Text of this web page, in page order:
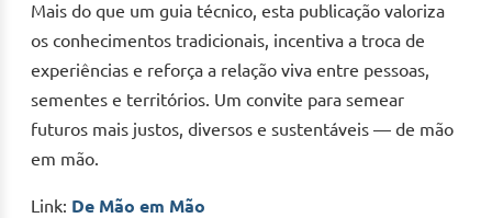
Mais do que um guia técnico, esta publicação valoriza
os conhecimentos tradicionais, incentiva a troca de
experiências e reforça a relação viva entre pessoas,
sementes e territórios. Um convite para semear
futuros mais justos, diversos e sustentáveis — de mão
em mão.
Link: De Mão em Mão